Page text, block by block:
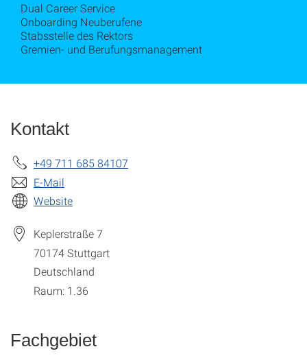
Dual Career Service
Onboarding Neuberufene
Stabsstelle des Rektors
Gremien- und Berufungsmanagement
Kontakt
+49 711 685 84107
E-Mail
Website
Keplerstraße 7
70174Stuttgart
Deutschland
Raum: 1.36
Fachgebiet